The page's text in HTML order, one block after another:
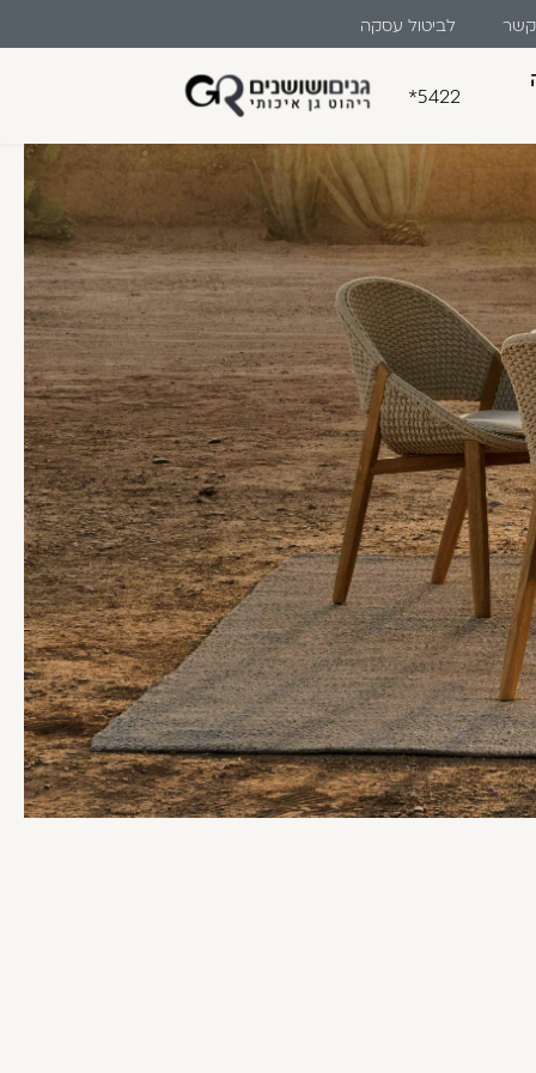
קשר לביטול עסקה
*5422
קלה ומהירה במיוחד. המשיכו
ליהנות מהיתרונות של משתמש רשום